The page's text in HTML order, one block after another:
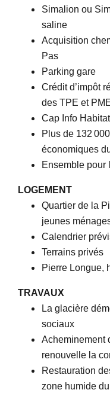
Simalion ou
saline
Acquisition
Pas
Parking gare
Crédit d’impôt
des TPE et
Cap Info Habitat
Plus de 132
économiques
Ensemble pour
LOGEMENT
Quartier de la
jeunes
Calendrier
Terrains privés
Pierre Longue,
TRAVAUX
La glacière
sociaux
Acheminement
renouvelle la
Restauration
zone humide